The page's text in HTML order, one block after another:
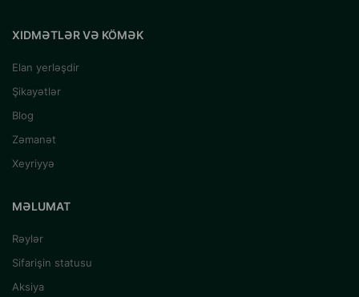
XIDMƏTLƏR VƏ KÖMƏK
Elan yerləşdir
Şikayətlər
Blog
Zəmanət
Xeyriyyə
MƏLUMAT
Rəylər
Sifarişin statusu
Aksiya